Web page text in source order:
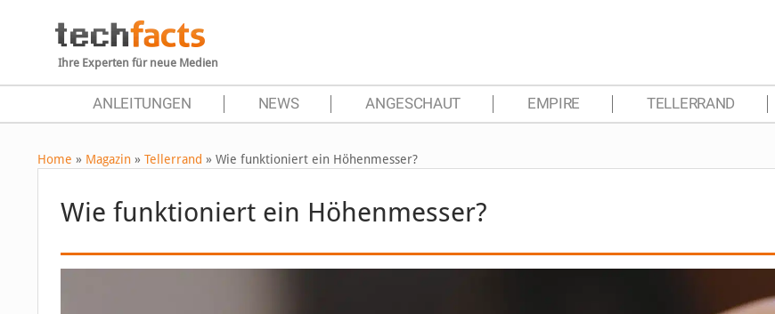
Ihre Experten für neue Medien
ANLEITUNGEN NEWS ANGESCHAUT EMPIRE TELLERRAND
Home » Magazin » Tellerrand » Wie funktioniert ein Höhenmesser?
Wie funktioniert ein Höhenmesser?